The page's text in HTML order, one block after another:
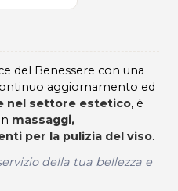
del Benessere con una
aggiornamento ed
nel settore estetico, è
massaggi,
per la pulizia del viso.
della tua bellezza e